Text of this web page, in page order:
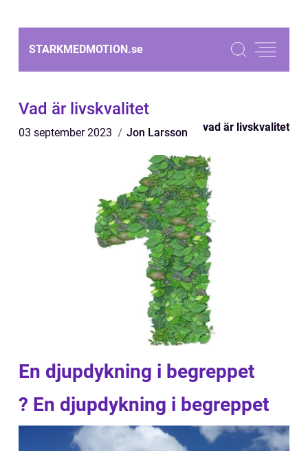
STARKMEDMOTION.se
Vad är livskvalitet
03 september 2023 Jon Larsson vad är livskvalitet
En djupdykning i begreppet
? En djupdykning i begreppet